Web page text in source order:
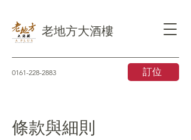
老地方大酒樓
0161-228-2883 訂位
條款與細則